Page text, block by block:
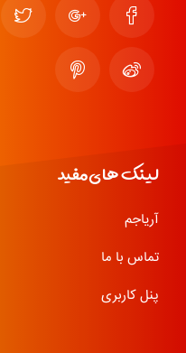
لینک های مفید
آریاجم
تماس با ما
پنل کاربری